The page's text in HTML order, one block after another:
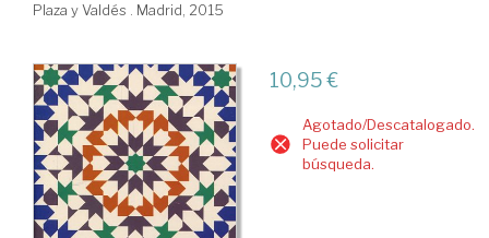
Plaza y Valdés . Madrid, 2015
10,95 €
Agotado/Descatalogado.
Puede solicitar
búsqueda.